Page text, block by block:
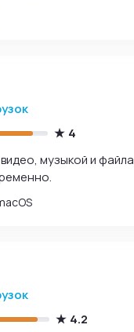
4
музыкой и
4.2